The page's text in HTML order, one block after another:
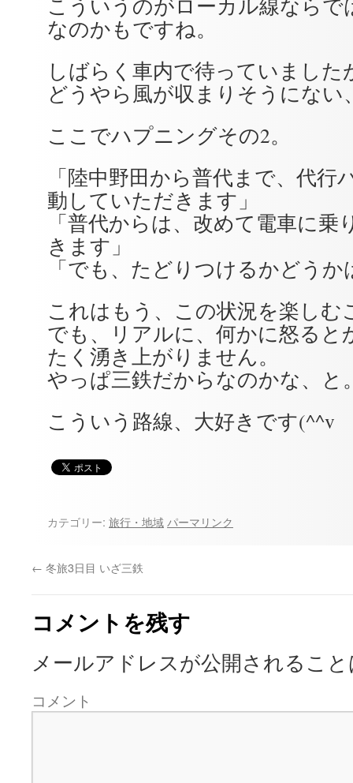
こういうのがローカル線ならで
なのかもですね。
しばらく車内で待っていました
どうやら風が収まりそうにな
ここでハプニングその2。
「陸中野田から普代まで、代行
動していただきます」
「普代からは、改めて電車に乗
きます」
「でも、たどりつけるかどうか
これはもう、この状況を楽しむ
でも、リアルに、何かに怒ると
たく湧き上がりません。
やっぱ三鉄だからなのかな、と
こういう路線、大好きです(^^v
カテゴリー: 旅行・地域 パーマリンク
← 冬旅3日目 いざ三鉄
コメントを残す
メールアドレスが公開されるこ
コメント